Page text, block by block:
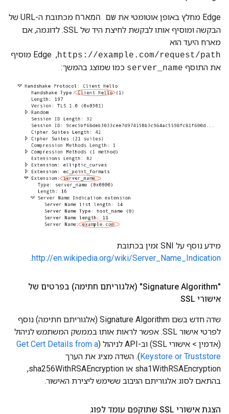
‫Edge מחלץ באופן אוטומטי את שם המארח
מכתובת ה-URL של
הבקשה ומוסיף אותו לבקשת לחיצת היד של SSL. לדוגמה, אם
מארח היעד הוא
https://example.com/request/path
, ‏ Edge מוסיף
את התוסף server_name כמו שמוצג בהמשך:
מידע נוסף על SNI זמין בכתובת
http://en.wikipedia.org/wiki/Server_Name_Indication
.
‫"Signature Algorithm" (אלגוריתם חתימה) בפרטים של
אישורי SSL
שדה חדש בשם Signature Algorithm (אלגוריתם חתימה) נוסף
לפרטי אישור SSL. אפשר לראות אותו בממשק המשתמש לניהול
(אדמין > אישורי SSL) וב-API לניהול (
Get Cert Details from a
Keystore or Truststore). השדה מציג את הערך
sha1WithRSAEncryption או sha256WithRSAEncryption,
בהתאם לסוג אלגוריתם הגיבוב ששימש ליצירת האישור.
הצגת אישורי SSL שתוקפם עומד לפוג